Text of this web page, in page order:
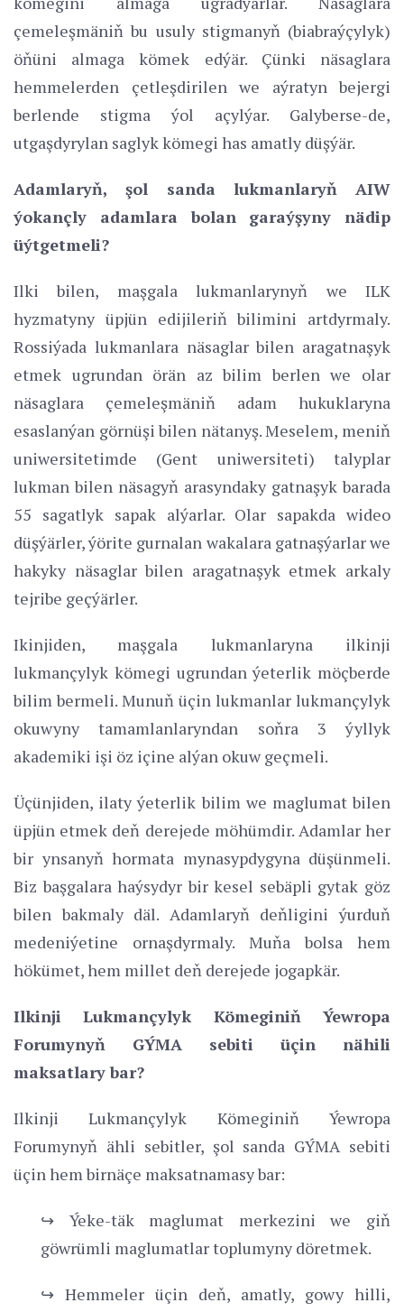
çemeleşmäniň bu usuly stigmanyň (biabraýçylyk)
öňüni almaga kömek edýär. Çünki näsaglara
hemmelerden çetleşdirilen we aýratyn bejergi
berlende stigma ýol açylýar. Galyberse-de,
utgaşdyrylan saglyk kömegi has amatly düşýär.
Adamlaryň, şol sanda lukmanlaryň AIW
ýokançly adamlara bolan garaýşyny nädip
üýtgetmeli?
Ilki bilen, maşgala lukmanlarynyň we ILK
hyzmatyny üpjün edijileriň bilimini artdyrmaly.
Rossiýada lukmanlara näsaglar bilen aragatnaşyk
etmek ugrundan örän az bilim berlen we olar
näsaglara çemeleşmäniň adam hukuklaryna
esaslanýan görnüşi bilen nätanyş. Meselem, meniň
uniwersitetimde (Gent uniwersiteti) talyplar
lukman bilen näsagyň arasyndaky gatnaşyk barada
55 sagatlyk sapak alýarlar. Olar sapakda wideo
düşýärler, ýörite gurnalan wakalara gatnaşýarlar we
hakyky näsaglar bilen aragatnaşyk etmek arkaly
tejribe geçýärler.
Ikinjiden, maşgala lukmanlaryna ilkinji
lukmançylyk kömegi ugrundan ýeterlik möçberde
bilim bermeli. Munuň üçin lukmanlar lukmançylyk
okuwyny tamamlanlaryndan soňra 3 ýyllyk
akademiki işi öz içine alýan okuw geçmeli.
Üçünjiden, ilaty ýeterlik bilim we maglumat bilen
üpjün etmek deň derejede möhümdir. Adamlar her
bir ynsanyň hormata mynasypdygyna düşünmeli.
Biz başgalara haýsydyr bir kesel sebäpli gytak göz
bilen bakmaly däl. Adamlaryň deňligini ýurduň
medeniýetine ornaşdyrmaly. Muňa bolsa hem
hökümet, hem millet deň derejede jogapkär.
Ilkinji Lukmançylyk Kömeginiň Ýewropa
Forumynyň GÝMA sebiti üçin nähili
maksatlary bar?
Ilkinji Lukmançylyk Kömeginiň Ýewropa
Forumynyň ähli sebitler, şol sanda GÝMA sebiti
üçin hem birnäçe maksatnamasy bar:
↪ Ýeke-täk maglumat merkezini we giň
göwrümli maglumatlar toplumyny döretmek.
↪ Hemmeler üçin deň, amatly, gowy hilli,